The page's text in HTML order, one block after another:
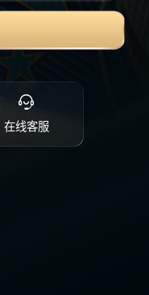
在线客服